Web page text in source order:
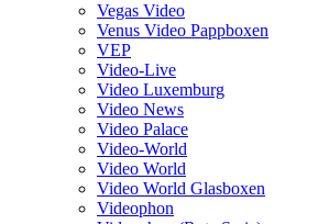
Vegas Video
Venus Video Pappboxen
VEP
Video-Live
Video Luxemburg
Video News
Video Palace
Video-World
Video World
Video World Glasboxen
Videophon